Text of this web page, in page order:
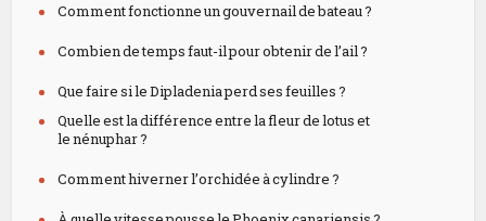
Comment fonctionne un gouvernail de bateau ?
Combien de temps faut-il pour obtenir de l’ail ?
Que faire si le Dipladenia perd ses feuilles ?
Quelle est la différence entre la fleur de lotus et
le nénuphar ?
Comment hiverner l’orchidée à cylindre ?